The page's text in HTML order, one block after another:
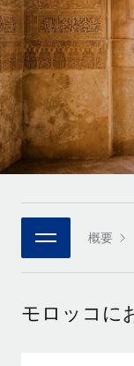
インフラ
Remote統
人事機能をワ
プラットフ
チームのため
接続 新しい
当社のMCP
統合
基本的なビジ
成長中の企業
リューション
ミッドマー
カスタマイズ
企業
大企業向けの
パートナーに登録
戦略的テク
グローバルな
当社とのパー
REMOTEで学習
リサーチおよび
活用事例
HR用語集
チェックリスト
職務内容ライブ
ウェビナー
イベント
ニュースルーム
Deutsch
Español
Italiano
Português
日本語
한국어 概要
モロッコに